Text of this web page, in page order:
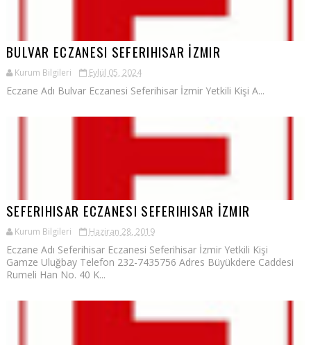
BULVAR ECZANESI SEFERIHISAR İZMIR
Kurum Bilgileri Eylül 05, 2024
Eczane Adı Bulvar Eczanesi Seferihisar İzmir Yetkili Kişi A...
SEFERIHISAR ECZANESI SEFERIHISAR İZMIR
Kurum Bilgileri Haziran 28, 2019
Eczane Adı Seferihisar Eczanesi Seferihisar İzmir Yetkili Kişi
Gamze Uluğbay Telefon 232-7435756 Adres Büyükdere Caddesi
Rumeli Han No. 40 K...